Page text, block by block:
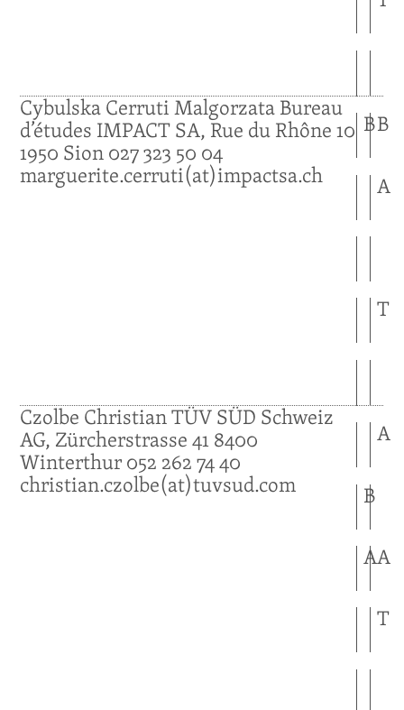
Cybulska CerrutiMalgorzataBureau
d’études IMPACT SA, Rue du Rhône 10
1950 Sion027 323 50 04
marguerite.cerruti(at)impactsa.ch
BB
A
T
Czolbe ChristianTÜV SÜD Schweiz
AG, Zürcherstrasse 41 8400
Winterthur052 262 74 40
christian.czolbe(at)tuvsud.com
A
B
AA
T